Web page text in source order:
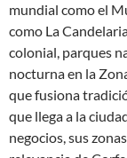
mundial como el
como La
colonial, parques
nocturna en la
que fusiona
que llega a la
negocios, sus